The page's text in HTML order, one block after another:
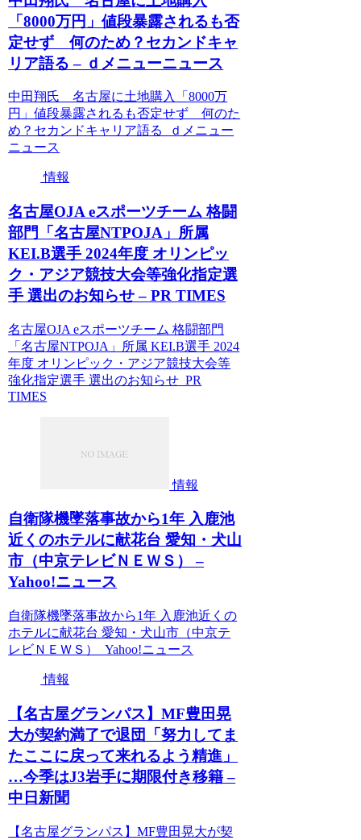
「8000万円」値段暴露されるも否
定せず 何のため？セカンドキャ
リア語る – ｄメニューニュース
中田翔氏 名古屋に土地購入「8000万
円」値段暴露されるも否定せず 何のた
め？セカンドキャリア語る ｄメニュー
ニュース
情報
名古屋OJA eスポーツチーム 格闘
部門「名古屋NTPOJA」所属
KEI.B選手 2024年度 オリンピッ
ク・アジア競技大会等強化指定選
手 選出のお知らせ – PR TIMES
名古屋OJA eスポーツチーム 格闘部門
「名古屋NTPOJA」所属 KEI.B選手 2024
年度 オリンピック・アジア競技大会等
強化指定選手 選出のお知らせ PR
TIMES
情報
自衛隊機墜落事故から1年 入鹿池
近くのホテルに献花台 愛知・犬山
市（中京テレビＮＥＷＳ） –
Yahoo!ニュース
自衛隊機墜落事故から1年 入鹿池近くの
ホテルに献花台 愛知・犬山市（中京テ
レビＮＥＷＳ） Yahoo!ニュース
情報
【名古屋グランパス】MF豊田晃
大が契約満了で退団「努力してま
たここに戻って来れるよう精進」
…今季はJ3岩手に期限付き移籍 –
中日新聞
【名古屋グランパス】MF豊田晃大が契